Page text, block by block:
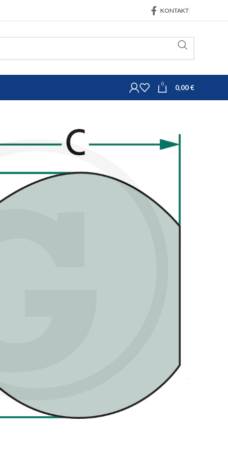
KONTAKT
0 0,00€
64x45mm set 10 kom
poluge kat. 3/2
set 10 kom
strojeva